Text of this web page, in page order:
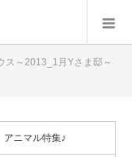
ス～2013_1月Yさま邸～
アニマル特集♪